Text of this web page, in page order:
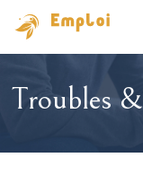
Troubles